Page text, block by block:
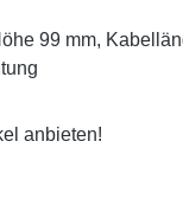
99 mm,
anbieten!